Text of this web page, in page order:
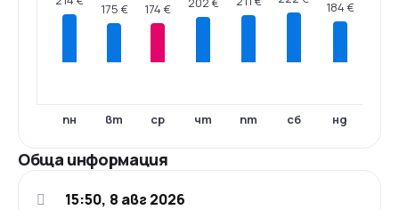
пн
175 €
вт
174 €
ср чт пт сб
184 €
нд
Обща информация
15:50, 8 авг 2026